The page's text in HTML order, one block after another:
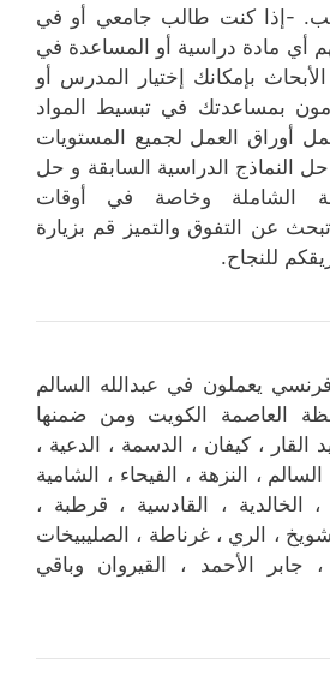
-إذا كنت طالب جامعي أو في
أي مادة دراسية أو المساعدة في
بإمكانك إختيار المدرس أو
بمساعدتك في تبسيط المواد
أوراق العمل لجميع المستويات
حل النماذج الدراسية السابقة و حل
الشاملة وخاصة في أوقات
عن التفوق والتميز قم بزيارة
للنجاح.
يعملون في عبدالله السالم
العاصمة الكويت ومن ضمنها
القار ، كيفان ، الدسمة ، الدعية ،
، النزهة ، الفيحاء ، الشامية
، الخالدية ، القادسية ، قرطبة ،
، الري ، غرناطة ، الصليبيخات
جابر الأحمد ، القيروان وباقي